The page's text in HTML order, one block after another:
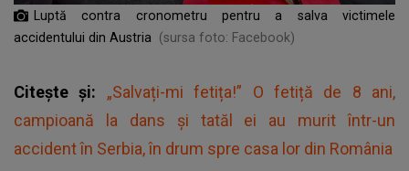
Luptă contra cronometru pentru a salva victimele
accidentului din Austria
(sursa foto: Facebook)
Citește și: „Salvați-mi fetița!” O fetiță de 8 ani,
campioană la dans și tatăl ei au murit într-un
accident în Serbia, în drum spre casa lor din România